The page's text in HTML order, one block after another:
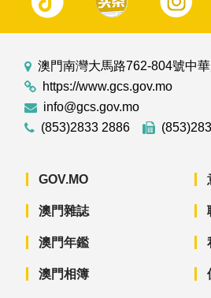
澳門南灣大馬路762-804號中
https://www.gcs.gov.mo
info@gcs.gov.mo
(853)2833 2886
GOV.MO
澳門雜誌
澳門年鑑
澳門相簿